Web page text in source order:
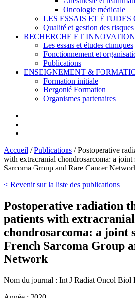
Oncologie médicale
LES ESSAIS ET ÉTUDES
Qualité et gestion des risques
RECHERCHE ET INNOVATION
Les essais et études cliniques
Fonctionnement et
Publications
ENSEIGNEMENT &
Formation initiale
Bergonié Formation
Organismes partenaires
Accueil /Publications /Postoperative
with extracranial chondrosarcoma: a joint
Sarcoma Group and Rare Cancer
< Revenir sur la liste des publications
Postoperative radiation
patients with extracranial
chondrosarcoma: a joint
French Sarcoma Group
Network
Nom du journal : Int J Radiat Oncol Biol